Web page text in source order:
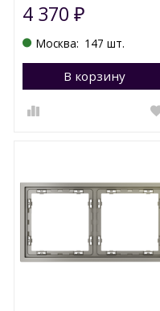
4 370₽
Москва: 147 шт.
В корзину